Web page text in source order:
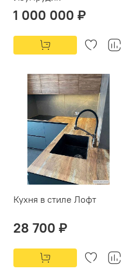
1 000 000 ₽
Кухня в стиле Лофт
28 700 ₽